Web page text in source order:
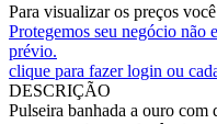
Para visualizar os preços
Protegemos seu negócio não
prévio.
clique para fazer login ou
DESCRIÇÃO
Pulseira banhada a ouro com